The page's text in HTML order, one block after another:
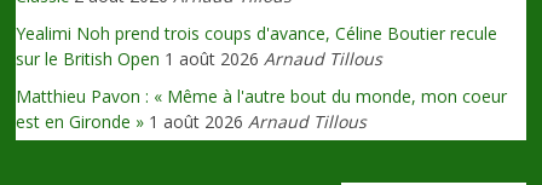
Yealimi Noh prend trois coups d'avance, Céline Boutier recule
sur le British Open 1 août 2026 Arnaud Tillous
Matthieu Pavon : « Même à l'autre bout du monde, mon coeur
est en Gironde » 1 août 2026 Arnaud Tillous